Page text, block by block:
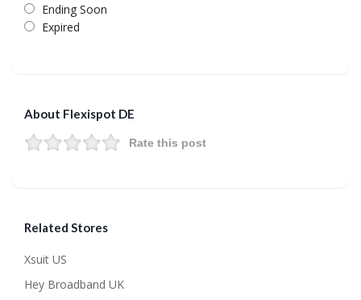
Ending Soon
Expired
About Flexispot DE
Rate this post
Related Stores
Xsuit US
Hey Broadband UK